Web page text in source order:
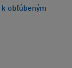
k obľúbeným